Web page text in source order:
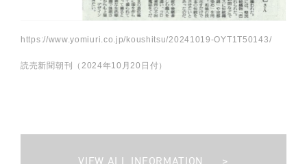
https://www.yomiuri.co.jp/koushitsu/20241019-OYT1T50143/
読売新聞朝刊（2024年10月20日付）